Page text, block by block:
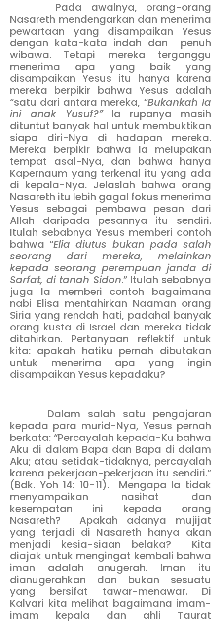
Pada awalnya, orang-orang
Nasareth mendengarkan dan menerima
pewartaan yang disampaikan Yesus
dengan kata-kata indah dan penuh
wibawa. Tetapi mereka terganggu
menerima apa yang baik yang
disampaikan Yesus itu hanya karena
mereka berpikir bahwa Yesus adalah
“satu dari antara mereka, “Bukankah Ia
ini anak Yusuf?” Ia rupanya masih
dituntut banyak hal untuk membuktikan
siapa diri-Nya di hadapan mereka.
Mereka berpikir bahwa Ia melupakan
tempat asal-Nya, dan bahwa hanya
Kapernaum yang terkenal itu yang ada
di kepala-Nya. Jelaslah bahwa orang
Nasareth itu lebih gagal fokus menerima
Yesus sebagai pembawa pesan dari
Allah daripada pesannya itu sendiri.
Itulah sebabnya Yesus memberi contoh
bahwa “Elia diutus bukan pada salah
seorang dari mereka, melainkan
kepada seorang perempuan janda di
Sarfat, di tanah Sidon.” Itulah sebabnya
juga Ia memberi contoh bagaimana
nabi Elisa mentahirkan Naaman orang
Siria yang rendah hati, padahal banyak
orang kusta di Israel dan mereka tidak
ditahirkan. Pertanyaan reflektif untuk
kita: apakah hatiku pernah dibutakan
untuk menerima apa yang ingin
disampaikan Yesus kepadaku?
Dalam salah satu pengajaran
kepada para murid-Nya, Yesus pernah
berkata: “Percayalah kepada-Ku bahwa
Aku di dalam Bapa dan Bapa di dalam
Aku; atau setidak-tidaknya, percayalah
karena pekerjaan-pekerjaan itu sendiri.”
(Bdk. Yoh 14: 10-11). Mengapa Ia tidak
menyampaikan nasihat dan
kesempatan ini kepada orang
Nasareth? Apakah adanya mujijat
yang terjadi di Nasareth hanya akan
menjadi kesia-siaan belaka? Kita
diajak untuk mengingat kembali bahwa
iman adalah anugerah. Iman itu
dianugerahkan dan bukan sesuatu
yang bersifat tawar-menawar. Di
Kalvari kita melihat bagaimana imam-
imam kepala dan ahli Taurat